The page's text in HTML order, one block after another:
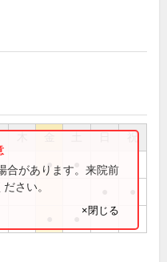
祝
●
合があります。来院前
さい。
×閉じる